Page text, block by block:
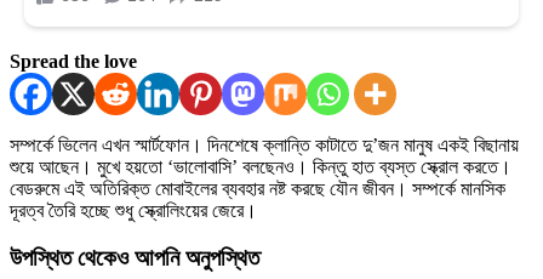
Spread the love
সম্পর্কে ভিলেন এখন স্মার্টফোন। দিনশেষে ক্লান্তি কাটাতে দু’জন মানুষ একই বিছানায়
শুয়ে আছেন। মুখে হয়তো ‘ভালোবাসি’ বলছেনও। কিন্তু হাত ব্যস্ত স্ক্রোল করতে।
বেডরুমে এই অতিরিক্ত মোবাইলের ব্যবহার নষ্ট করছে যৌন জীবন। সম্পর্কে মানসিক
দূরত্ব তৈরি হচ্ছে শুধু স্ক্রোলিংয়ের জেরে।
উপস্থিত থেকেও আপনি অনুপস্থিত